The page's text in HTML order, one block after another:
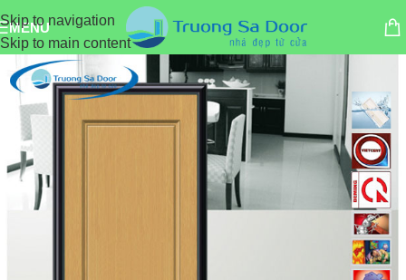
Skip to navigation
Skip to main content
MENU